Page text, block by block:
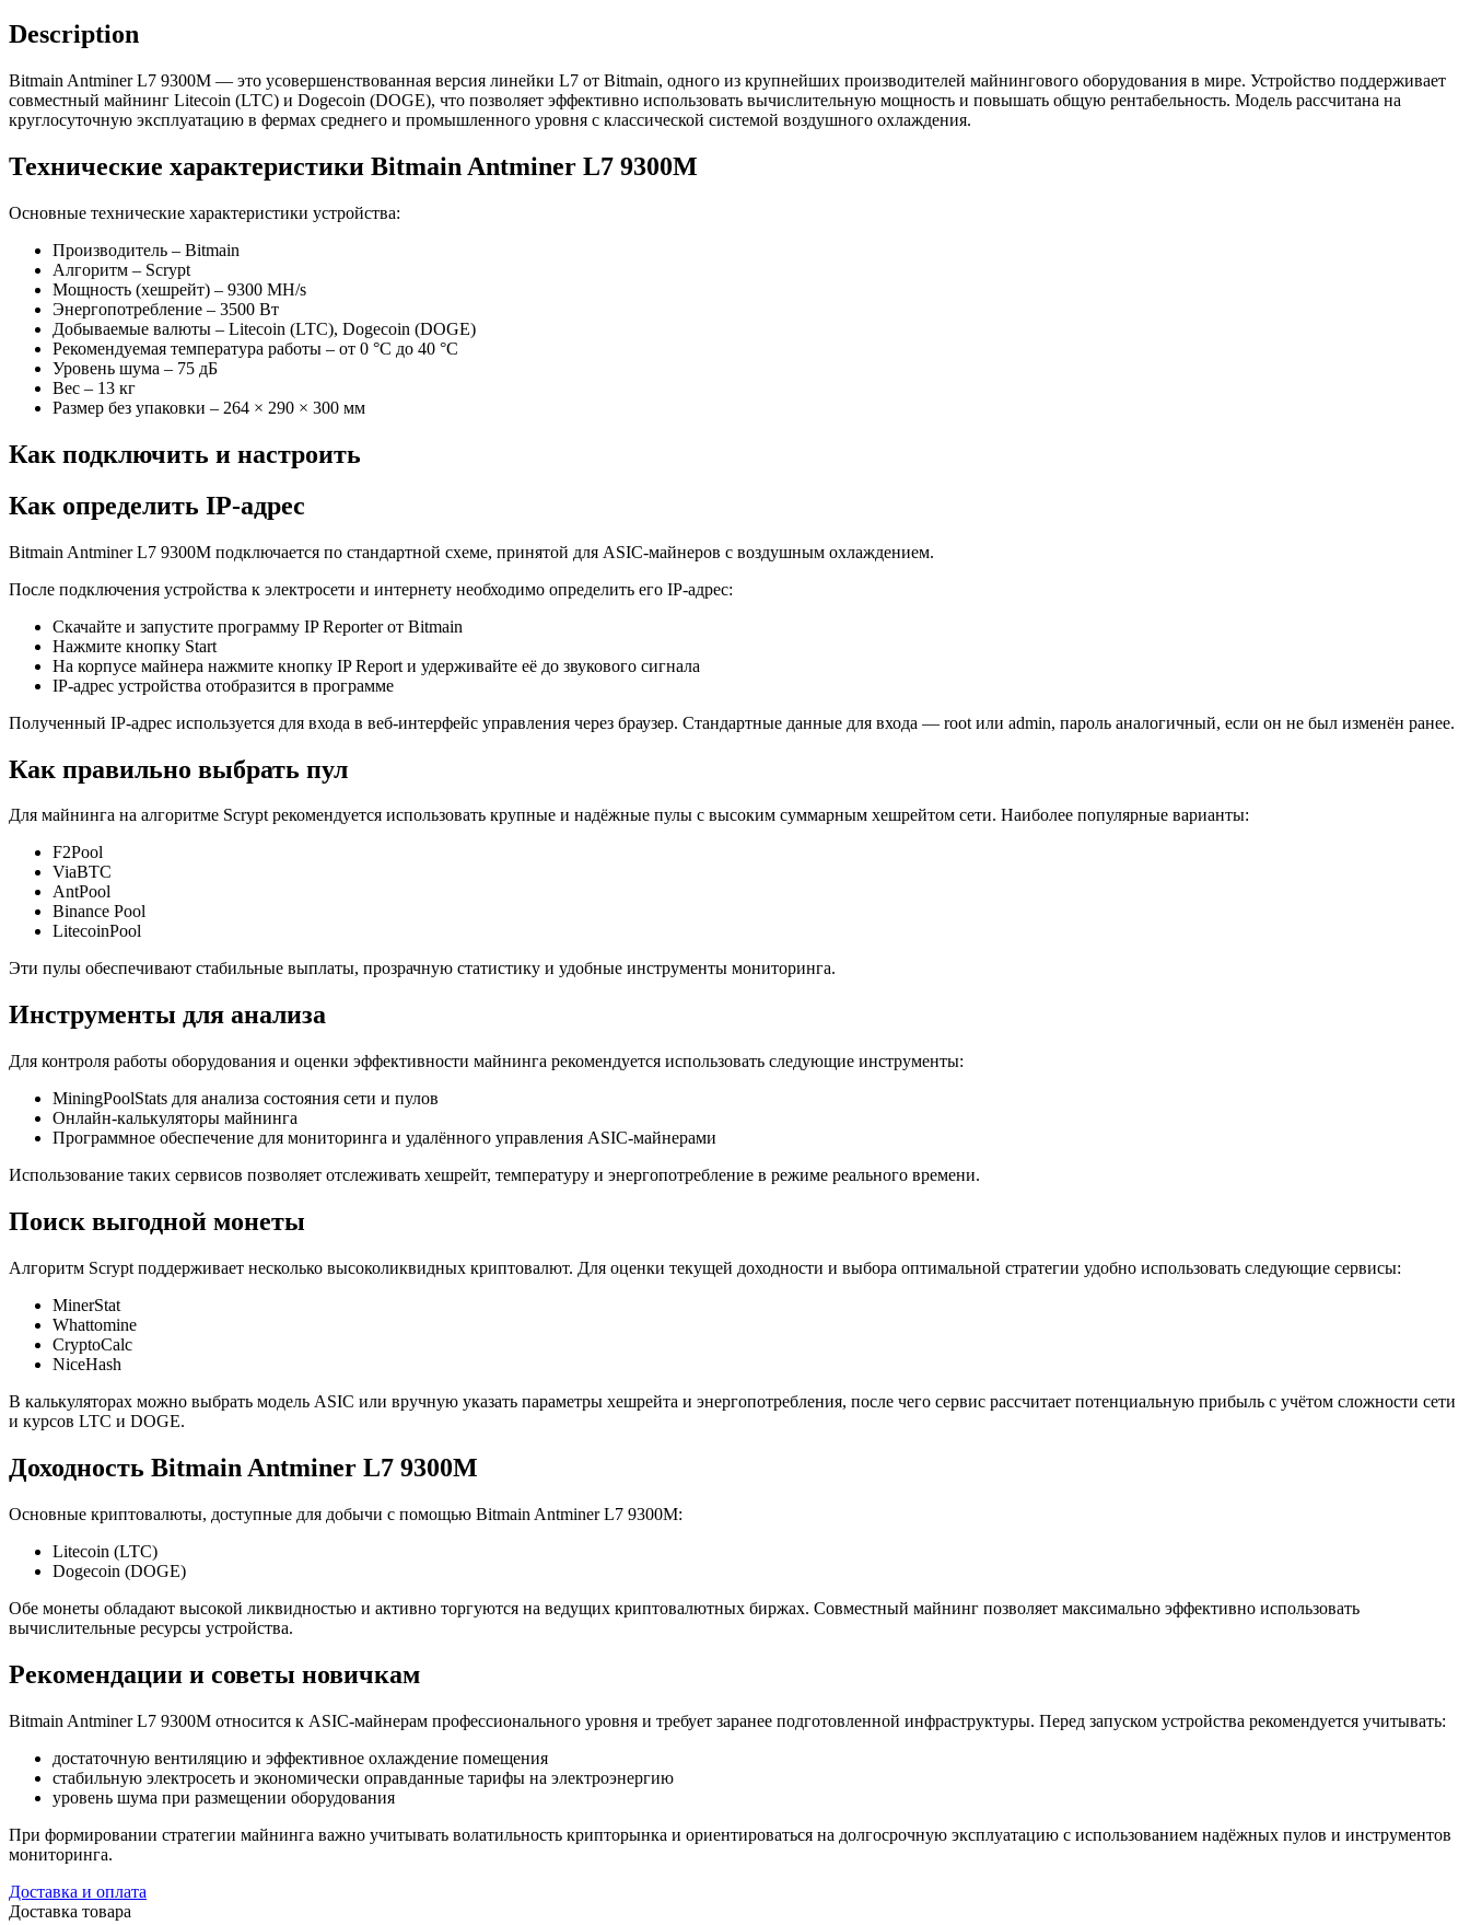
Description
Bitmain Antminer L7 9300M — это усовершенствованная версия линейки L7 от Bitmain, одного из крупнейших производителей майнингового оборудования в мире. Устройство поддерживает
совместный майнинг Litecoin (LTC) и Dogecoin (DOGE), что позволяет эффективно использовать вычислительную мощность и повышать общую рентабельность. Модель рассчитана на
круглосуточную эксплуатацию в фермах среднего и промышленного уровня с классической системой воздушного охлаждения.
Технические характеристики Bitmain Antminer L7 9300M
Основные технические характеристики устройства:
Производитель – Bitmain
Алгоритм – Scrypt
Мощность (хешрейт) – 9300 MH/s
Энергопотребление – 3500 Вт
Добываемые валюты – Litecoin (LTC), Dogecoin (DOGE)
Рекомендуемая температура работы – от 0 °C до 40 °C
Уровень шума – 75 дБ
Вес – 13 кг
Размер без упаковки – 264 × 290 × 300 мм
Как подключить и настроить
Как определить IP-адрес
Bitmain Antminer L7 9300M подключается по стандартной схеме, принятой для ASIC-майнеров с воздушным охлаждением.
После подключения устройства к электросети и интернету необходимо определить его IP-адрес:
Скачайте и запустите программу IP Reporter от Bitmain
Нажмите кнопку Start
На корпусе майнера нажмите кнопку IP Report и удерживайте её до звукового сигнала
IP-адрес устройства отобразится в программе
Полученный IP-адрес используется для входа в веб-интерфейс управления через браузер. Стандартные данные для входа — root или admin, пароль аналогичный, если он не был изменён ранее.
Как правильно выбрать пул
Для майнинга на алгоритме Scrypt рекомендуется использовать крупные и надёжные пулы с высоким суммарным хешрейтом сети. Наиболее популярные варианты:
F2Pool
ViaBTC
AntPool
Binance Pool
LitecoinPool
Эти пулы обеспечивают стабильные выплаты, прозрачную статистику и удобные инструменты мониторинга.
Инструменты для анализа
Для контроля работы оборудования и оценки эффективности майнинга рекомендуется использовать следующие инструменты:
MiningPoolStats для анализа состояния сети и пулов
Онлайн-калькуляторы майнинга
Программное обеспечение для мониторинга и удалённого управления ASIC-майнерами
Использование таких сервисов позволяет отслеживать хешрейт, температуру и энергопотребление в режиме реального времени.
Поиск выгодной монеты
Алгоритм Scrypt поддерживает несколько высоколиквидных криптовалют. Для оценки текущей доходности и выбора оптимальной стратегии удобно использовать следующие сервисы:
MinerStat
Whattomine
CryptoCalc
NiceHash
В калькуляторах можно выбрать модель ASIC или вручную указать параметры хешрейта и энергопотребления, после чего сервис рассчитает потенциальную прибыль с учётом сложности сети
и курсов LTC и DOGE.
Доходность Bitmain Antminer L7 9300M
Основные криптовалюты, доступные для добычи с помощью Bitmain Antminer L7 9300M:
Litecoin (LTC)
Dogecoin (DOGE)
Обе монеты обладают высокой ликвидностью и активно торгуются на ведущих криптовалютных биржах. Совместный майнинг позволяет максимально эффективно использовать
вычислительные ресурсы устройства.
Рекомендации и советы новичкам
Bitmain Antminer L7 9300M относится к ASIC-майнерам профессионального уровня и требует заранее подготовленной инфраструктуры. Перед запуском устройства рекомендуется учитывать:
достаточную вентиляцию и эффективное охлаждение помещения
стабильную электросеть и экономически оправданные тарифы на электроэнергию
уровень шума при размещении оборудования
При формировании стратегии майнинга важно учитывать волатильность крипторынка и ориентироваться на долгосрочную эксплуатацию с использованием надёжных пулов и инструментов
мониторинга.
Доставка и оплата
Доставка товара